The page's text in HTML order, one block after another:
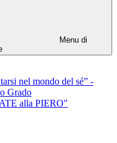
Menu di
nel mondo del sé” -
Grado
alla PIERO"